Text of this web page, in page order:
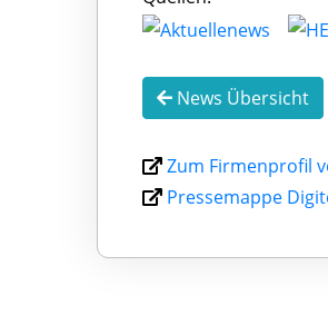
News Übersicht
Zum Firmenprofil
Pressemappe